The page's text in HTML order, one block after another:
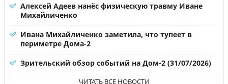
Алексей Адеев нанёс физическую травму Иване
Михайличенко
Ивана Михайличенко заметила, что тупеет в
периметре Дома-2
Зрительский обзор событий на Дом-2 (31/07/2026)
ЧИТАТЬ ВСЕ НОВОСТИ